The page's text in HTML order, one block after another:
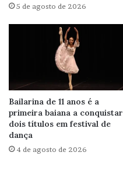
5 de agosto de 2026
Bailarina de 11 anos é a
primeira baiana a conquistar
dois títulos em festival de
dança
4 de agosto de 2026